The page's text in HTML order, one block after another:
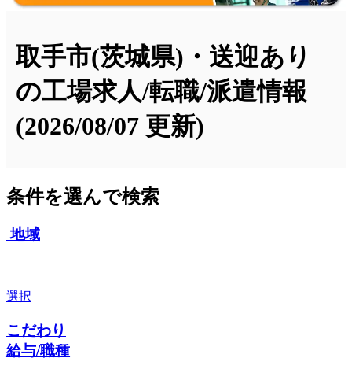
取手市(茨城県)・送迎あり
の工場求人/転職/派遣情報
(2026/08/07 更新)
条件を選んで検索
地域
選択
こだわり
給与/職種